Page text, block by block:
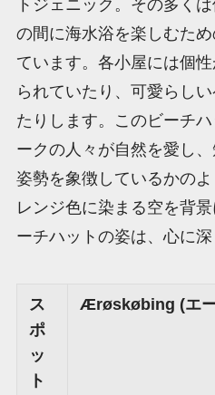
トジェニック。その多く
の間に海水浴を楽しむた
ています。各小屋には個
られていたり、可愛らし
たりします。このビーチ
ークの人々が自然を愛し
姿勢を象徴しているかの
レンジ色に染まる空を背
ーチハットの姿は、心に深
ス
ポ
ッ
ト
Ærøskøbing (エ